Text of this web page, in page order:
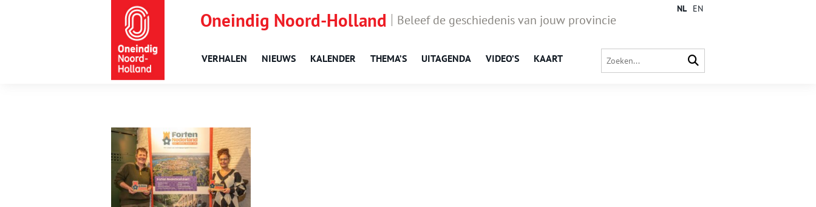
Oneindig Noord-Holland Beleef de geschiedenis van jouw provincie
VERHALEN NIEUWS KALENDER THEMA’S UITAGENDA VIDEO’S KAART
NL EN